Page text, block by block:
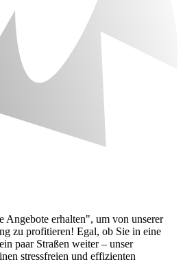
erhalten", um von unserer
zu profitieren! Egal, ob Sie in eine
paar Straßen weiter – unser
stressfreien und effizienten